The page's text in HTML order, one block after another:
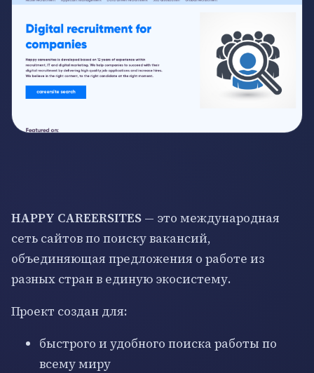
HAPPY CAREERSITES — это международная
сеть сайтов по поиску вакансий,
объединяющая предложения о работе из
разных стран в единую экосистему.
Проект создан для:
быстрого и удобного поиска работы по
всему миру